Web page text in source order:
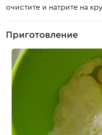
очистите и натрите на
Приготовление